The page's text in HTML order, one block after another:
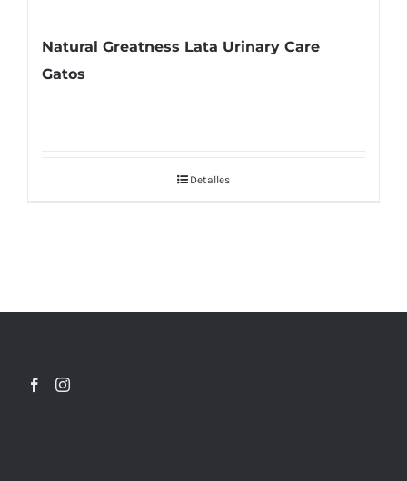
Natural Greatness Lata Urinary Care
Gatos
Detalles